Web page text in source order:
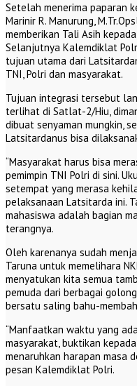
Setelah menerima paparan
Marinir R. Manurung,
memberikan Tali Asih
Selanjutnya Kalemdiklat
tujuan utama dari
TNI, Polri dan masyarakat.
Tujuan integrasi tersebut
terlihat di Satlat-2/Hiu,
dibuat senyaman mungkin,
Latsitardanus bisa
“Masyarakat harus bisa
pemimpin TNI Polri di sini.
setempat yang merasa
pelaksanaan Latsitarda ini.
mahasiswa adalah bagian
terangnya.
Oleh karenanya sudah
Taruna untuk memelihara
menyatukan kita semua
pemuda dari berbagai
bersatu saling bahu-
“Manfaatkan waktu yang
masyarakat, buktikan
menaruhkan harapan masa
pesan Kalemdiklat Polri.